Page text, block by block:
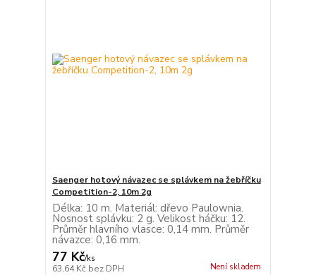
Saenger hotový návazec se splávkem na žebříčku
Competition-2, 10m 2g
Délka: 10 m. Materiál: dřevo Paulownia.
Nosnost splávku: 2 g. Velikost háčku: 12.
Průměr hlavního vlasce: 0,14 mm. Průměr
návazce: 0,16 mm.
77 Kč/ks
63,64 Kč bez DPH Není skladem